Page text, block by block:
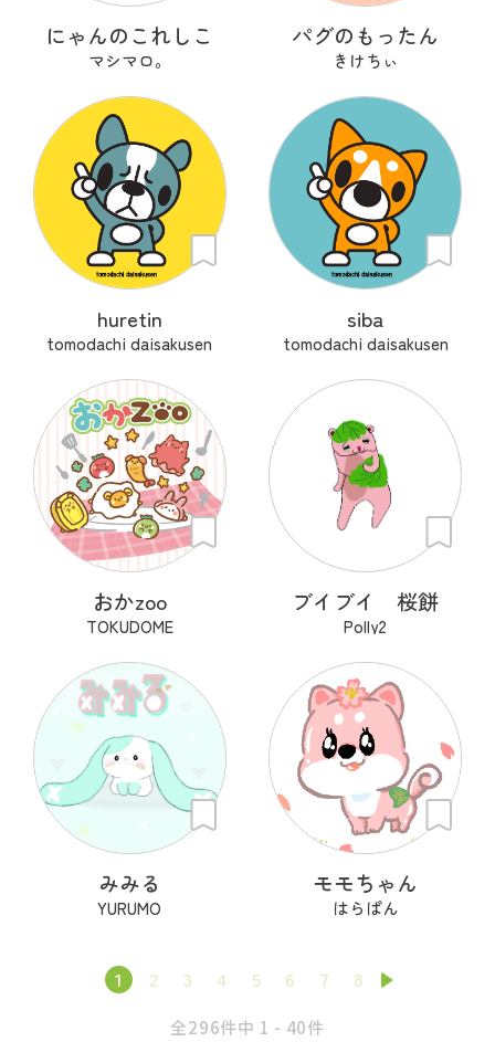
にゃんのこれしこ
マシマロ。
パグのもったん
きけちぃ
huretin
tomodachi daisakusen
siba
tomodachi daisakusen
おかzoo
TOKUDOME
ブイブイ 桜餅
Polly2
みみる
YURUMO
モモちゃん
はらぱん
1 2 3 4 5 6 7 8
全296件中 1 - 40件